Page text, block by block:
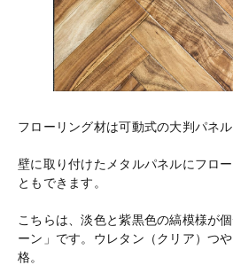
フローリング材は可動式の大判パネル
壁に取り付けたメタルパネルにフロ
ともできます。
こちらは、淡色と紫黒色の縞模様が
ーン」です。ウレタン（クリア）つ
格。